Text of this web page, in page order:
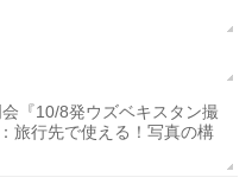
『10/8発ウズベキスタン撮
旅行先で使える！写真の構